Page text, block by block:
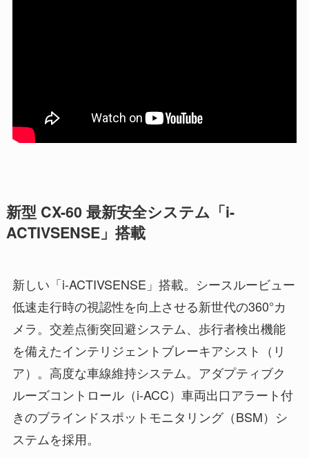
新型 CX-60 最新安全システム「i-
ACTIVSENSE」搭載
新しい「i-ACTIVSENSE」搭載。シースルービュー
低速走行時の視認性を向上させる新世代の360°カ
メラ。交差点衝突回避システム、歩行者検出機能
を備えたインテリジェントブレーキアシスト（リ
ア）。高度な車線維持システム。アダプティブク
ルーズコントロール（i-ACC）車両出口アラート付
きのブラインドスポットモニタリング（BSM）シ
ステムを採用。